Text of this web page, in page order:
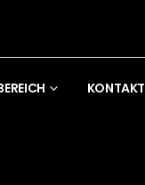
KONTAKT